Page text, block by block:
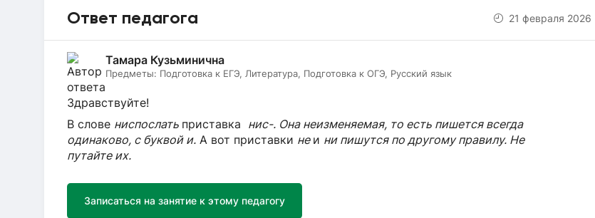
Ответ педагога 21 февраля 2026
Тамара Кузьминична
Предметы: Подготовка к ЕГЭ, Литература, Подготовка к ОГЭ, Русский язык
Здравствуйте!
В слове ниспослать приставка нис-. Она неизменяемая, то есть пишется всегда
одинаково, с буквой и. А вот приставки не и ни пишутся по другому правилу. Не
путайте их.
Записаться на занятие к этому педагогу